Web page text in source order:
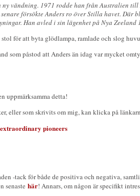
vändning. 1971 rodde han från Australien
försökte Anders ro över Stilla havet. Där
Han avled i sin lägenhet på Nya Zeeland
för att byta glödlampa, ramlade och slog
som påstod att Anders än idag var mycket
uppmärksamma detta!
eller som skrivits om mig, kan klicka på
pioneers
-tack för både de positiva och negativa,
senaste här! Annars, om någon är specifikt